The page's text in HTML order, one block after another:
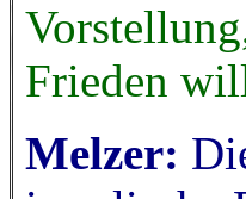
Frieden
Melzer: